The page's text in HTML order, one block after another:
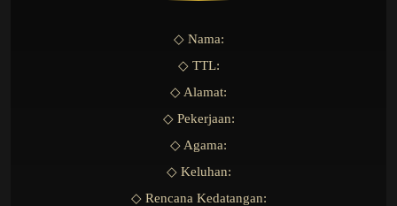
◇ Nama:
◇ TTL:
◇ Alamat:
◇ Pekerjaan:
◇ Agama:
◇ Keluhan:
◇ Rencana Kedatangan: